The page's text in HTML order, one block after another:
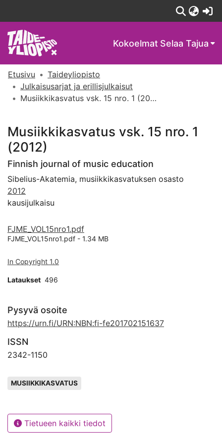
Kokoelmat Selaa Tajua
Etusivu
Taideyliopisto
Julkaisusarjat ja erillisjulkaisut
Musiikkikasvatus vsk. 15 nro. 1 (2012)
Musiikkikasvatus vsk. 15 nro. 1
(2012)
Finnish journal of music education
Sibelius-Akatemia, musiikkikasvatuksen osasto
2012
kausijulkaisu
FJME_VOL15nro1.pdf
FJME_VOL15nro1.pdf - 1.34 MB
In Copyright 1.0
Lataukset 496
Pysyvä osoite
https://urn.fi/URN:NBN:fi-fe201702151637
ISSN
2342-1150
MUSIIKKIKASVATUS
Tietueen kaikki tiedot